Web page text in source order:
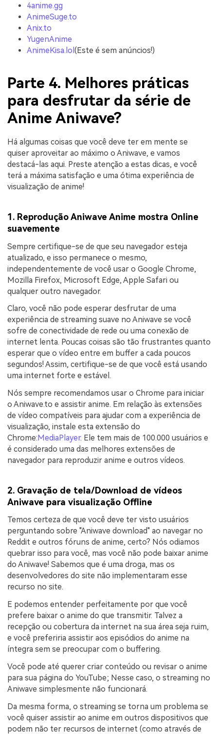
4anime.gg
AnimeSuge.to
Anix.to
YugenAnime
AnimeKisa.lol (Este é sem anúncios!)
Parte 4. Melhores práticas
para desfrutar da série de
Anime Aniwave?
Há algumas coisas que você deve ter em mente se
quiser aproveitar ao máximo o Aniwave, e vamos
destacá-las aqui. Preste atenção a estas dicas, e você
terá a máxima satisfação e uma ótima experiência de
visualização de anime!
1. Reprodução Aniwave Anime mostra Online
suavemente
Sempre certifique-se de que seu navegador esteja
atualizado, e isso permanece o mesmo,
independentemente de você usar o Google Chrome,
Mozilla Firefox, Microsoft Edge, Apple Safari ou
qualquer outro navegador.
Claro, você não pode esperar desfrutar de uma
experiência de streaming suave no Aniwave se você
sofre de conectividade de rede ou uma conexão de
internet lenta. Poucas coisas são tão frustrantes quanto
esperar que o vídeo entre em buffer a cada poucos
segundos! Assim, certifique-se de que você está usando
uma internet forte e estável.
Nós sempre recomendamos usar o Chrome para iniciar
o Aniwave.to e assistir anime. Em relação às extensões
de vídeo compatíveis para ajudar com a experiência de
visualização, instale esta extensão do
Chrome: MediaPlayer. Ele tem mais de 100.000 usuários e
é considerado uma das melhores extensões de
navegador para reproduzir anime e outros vídeos.
2. Gravação de tela/Download de vídeos
Aniwave para visualização Offline
Temos certeza de que você deve ter visto usuários
perguntando sobre "Aniwave download" ao navegar no
Reddit e outros fóruns de anime, certo? Nós odiamos
quebrar isso para você, mas você não pode baixar anime
do Aniwave! Sabemos que é uma droga, mas os
desenvolvedores do site não implementaram esse
recurso no site.
E podemos entender perfeitamente por que você
prefere baixar o anime do que transmitir. Talvez a
recepção ou cobertura da internet na sua área seja ruim,
e você preferiria assistir aos episódios do anime na
íntegra sem se preocupar com o buffering.
Você pode até querer criar conteúdo ou revisar o anime
para sua página do YouTube; Nesse caso, o streaming no
Aniwave simplesmente não funcionará.
Da mesma forma, o streaming se torna um problema se
você quiser assistir ao anime em outros dispositivos que
podem não ter recursos de internet (como através de